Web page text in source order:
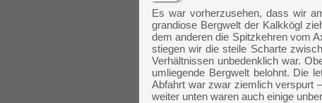
Es war vorherzusehen, dass wir
grandiose Bergwelt der Kalkkögl
dem anderen die Spitzkehren vom
stiegen wir die steile Scharte
Verhältnissen unbedenklich war.
umliegende Bergwelt belohnt. Die
Abfahrt war zwar ziemlich verspurt
weiter unten waren auch einige